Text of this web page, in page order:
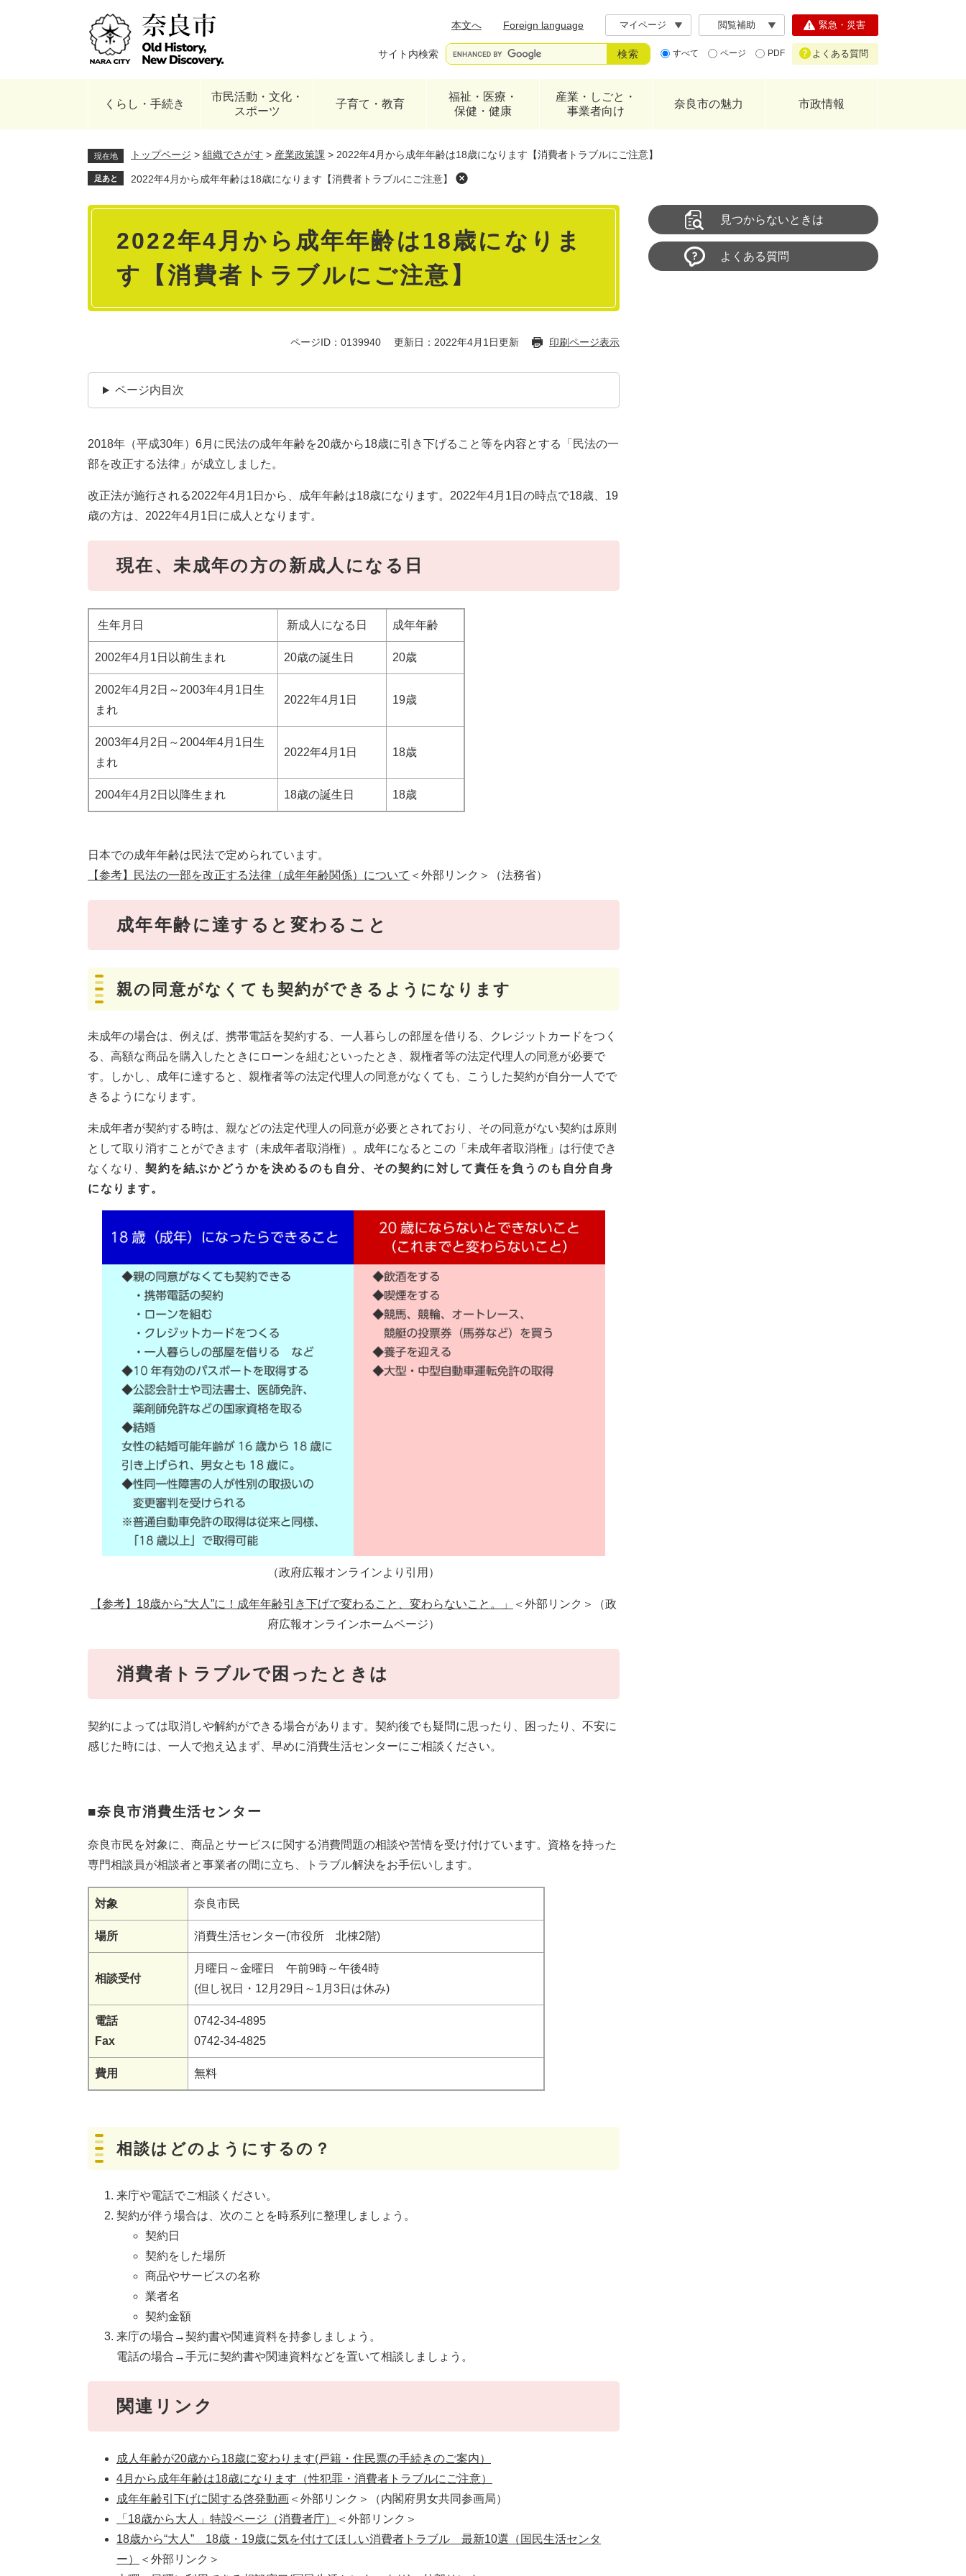
本文へ
Foreign language マイページ 閲覧補助
サイト内検索 すべて ページ PDF
緊急・災害
よくある質問
くらし・手続き
市民活動・文化・
スポーツ
子育て・教育
福祉・医療・
保健・健康
産業・しごと・
事業者向け
奈良市の魅力 市政情報
現在地 トップページ > 組織でさがす > 産業政策課 > 2022年4月から成年年齢は18歳になります【消費者トラブルにご注意】
足あと 2022年4月から成年年齢は18歳になります【消費者トラブルにご注意】
本
2022年4月から成年年齢は18歳になりま
す【消費者トラブルにご注意】
ページID：0139940 更新日：2022年4月1日更新 印刷ページ表示
ページ内目次
2018年（平成30年）6月に民法の成年年齢を20歳から18歳に引き下げること等を内容とする「民法の一
部を改正する法律」が成立しました。
改正法が施行される2022年4月1日から、成年年齢は18歳になります。2022年4月1日の時点で18歳、19
歳の方は、2022年4月1日に成人となります。
現在、未成年の方の新成人になる日
生年月日 新成人になる日 成年年齢
2002年4月1日以前生まれ 20歳の誕生日 20歳
2002年4月2日～2003年4月1日生
まれ
2022年4月1日 19歳
2003年4月2日～2004年4月1日生
まれ
2022年4月1日 18歳
2004年4月2日以降生まれ 18歳の誕生日 18歳
日本での成年年齢は民法で定められています。
【参考】民法の一部を改正する法律（成年年齢関係）について ＜外部リンク＞ （法務省）
​​成年年齢に達すると変わること
親の同意がなくても契約ができるようになります
未成年の場合は、例えば、携帯電話を契約する、一人暮らしの部屋を借りる、クレジットカードをつく
る、高額な商品を購入したときにローンを組むといったとき、親権者等の法定代理人の同意が必要で
す。しかし、成年に達すると、親権者等の法定代理人の同意がなくても、こうした契約が自分一人でで
きるようになります。
未成年者が契約する時は、親などの法定代理人の同意が必要とされており、その同意がない契約は原則
として取り消すことができます（未成年者取消権）。成年になるとこの「未成年者取消権」は行使でき
なくなり、 契約を結ぶかどうかを決めるのも自分、その契約に対して責任を負うのも自分自身
になります。
​（政府広報オンラインより引用）
【参考】18歳から“大人”に！成年年齢引き下げで変わること、変わらないこと。」 ＜外部リンク＞
（政
府広報オンラインホームページ）
消費者トラブルで困ったときは
契約によっては取消しや解約ができる場合があります。契約後でも疑問に思ったり、困ったり、不安に
感じた時には、一人で抱え込まず、早めに消費生活センターにご相談ください。
■奈良市消費生活センター
奈良市民を対象に、商品とサービスに関する消費問題の相談や苦情を受け付けています。資格を持った
専門相談員が相談者と事業者の間に立ち、トラブル解決をお手伝いします。
対象 奈良市民
場所 消費生活センター(市役所 北棟2階)
相談受付
月曜日～金曜日 午前9時～午後4時
(但し祝日・12月29日～1月3日は休み)
電話
Fax
0742-34-4895
0742-34-4825
費用 無料
相談はどのようにするの？
来庁や電話でご相談ください。
契約が伴う場合は、次のことを時系列に整理しましょう。
契約日
契約をした場所
商品やサービスの名称
業者名
契約金額
来庁の場合→契約書や関連資料を持参しましょう。
電話の場合→手元に契約書や関連資料などを置いて相談しましょう。
関連リンク
成人年齢が20歳から18歳に変わります(戸籍・住民票の手続きのご案内）
4月から成年年齢は18歳になります（性犯罪・消費者トラブルにご注意）
成年年齢引下げに関する啓発動画 ＜外部リンク＞
（内閣府男女共同参画局）
「18歳から大人」特設ページ（消費者庁）
＜外部リンク＞
18歳から“大人” 18歳・19歳に気を付けてほしい消費者トラブル 最新10選（国民生活センタ
ー）
＜外部リンク＞
見つからないときは
よくある質問